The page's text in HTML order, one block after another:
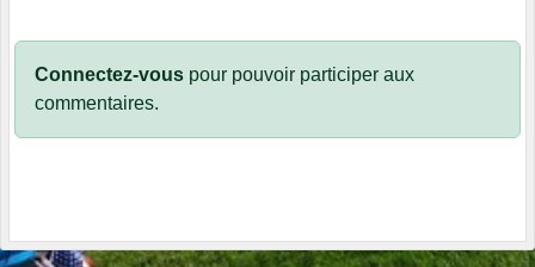
Connectez-vous pour pouvoir participer aux
commentaires.